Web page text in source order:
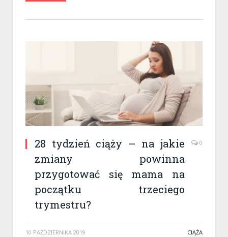
28 tydzień ciąży – na jakie
zmiany powinna
przygotować się mama na
początku trzeciego
trymestru?
0
10 PAŹDZIERNIKA 2019 CIĄŻA